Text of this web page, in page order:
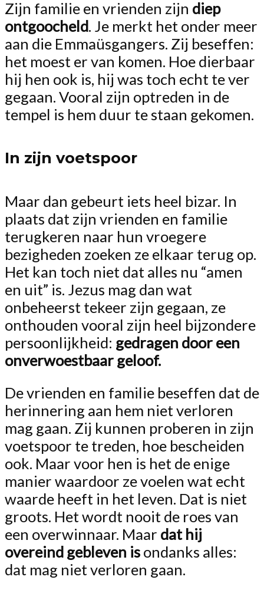
Zijn familie en vrienden zijn diep
ontgoocheld. Je merkt het onder meer
aan die Emmaüsgangers. Zij beseffen:
het moest er van komen. Hoe dierbaar
hij hen ook is, hij was toch echt te ver
gegaan. Vooral zijn optreden in de
tempel is hem duur te staan gekomen.
In zijn voetspoor
Maar dan gebeurt iets heel bizar. In
plaats dat zijn vrienden en familie
terugkeren naar hun vroegere
bezigheden zoeken ze elkaar terug op.
Het kan toch niet dat alles nu “amen
en uit” is. Jezus mag dan wat
onbeheerst tekeer zijn gegaan, ze
onthouden vooral zijn heel bijzondere
persoonlijkheid: gedragen door een
onverwoestbaar geloof.
De vrienden en familie beseffen dat de
herinnering aan hem niet verloren
mag gaan. Zij kunnen proberen in zijn
voetspoor te treden, hoe bescheiden
ook. Maar voor hen is het de enige
manier waardoor ze voelen wat echt
waarde heeft in het leven. Dat is niet
groots. Het wordt nooit de roes van
een overwinnaar. Maar dat hij
overeind gebleven is ondanks alles:
dat mag niet verloren gaan.